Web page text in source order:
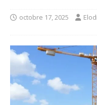
octobre 17, 2025